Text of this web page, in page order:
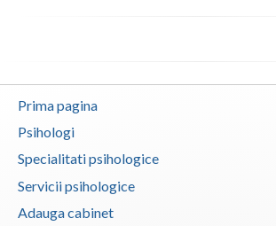
Interventie psihoterapeutica in tulburari
Logopedie - Interventie psihoterapeutica
Logoterapie (1)
Logoterapie in tulburarile de comunicare
Psihodiagnostic si evaluare clinica (1)
Prima pagina
Psihologi
Specialitati psihologice
Servicii psihologice
Adauga cabinet